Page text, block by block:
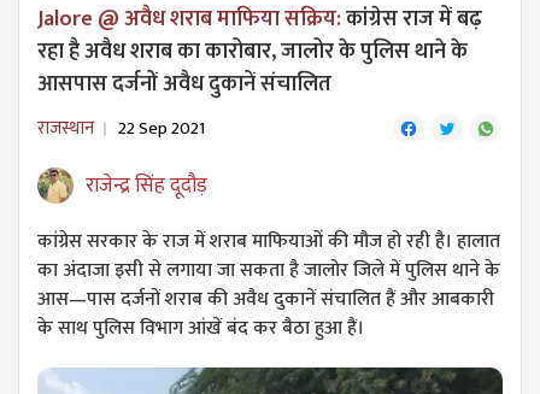
Jalore @ अवैध शराब माफिया सक्रिय:कांग्रेस राज में बढ़
रहा है अवैध शराब का कारोबार, जालोर के पुलिस थाने के
आसपास दर्जनों अवैध दुकानें संचालित
राजस्थान 22 Sep 2021
राजेन्द्र सिंह दूदौड़
कांग्रेस सरकार के राज में शराब माफियाओं की मौज हो रही है। हालात
का अंदाजा इसी से लगाया जा सकता है जालोर जिले में पुलिस थाने के
आस—पास दर्जनों शराब की अवैध दुकानें संचालित हैं और आबकारी
के साथ पुलिस विभाग आंखें बंद कर बैठा हुआ हैं।